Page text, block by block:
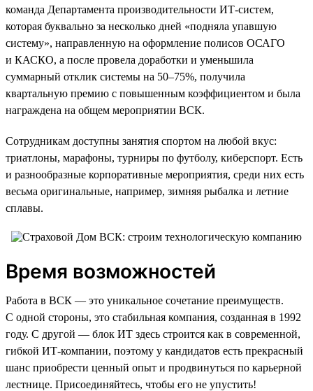
команда Департамента производительности ИТ-систем,
которая буквально за несколько дней «подняла упавшую
систему», направленную на оформление полисов ОСАГО
и КАСКО, а после провела доработки и уменьшила
суммарный отклик системы на 50–75%, получила
квартальную премию с повышенным коэффициентом и была
награждена на общем мероприятии ВСК.
Сотрудникам доступны занятия спортом на любой вкус:
триатлоны, марафоны, турниры по футболу, киберспорт. Есть
и разнообразные корпоративные мероприятия, среди них есть
весьма оригинальные, например, зимняя рыбалка и летние
сплавы.
Время возможностей
Работа в ВСК — это уникальное сочетание преимуществ.
С одной стороны, это стабильная компания, созданная в 1992
году. С другой — блок ИТ здесь строится как в современной,
гибкой ИТ-компании, поэтому у кандидатов есть прекрасный
шанс приобрести ценный опыт и продвинуться по карьерной
лестнице. Присоединяйтесь, чтобы его не упустить!